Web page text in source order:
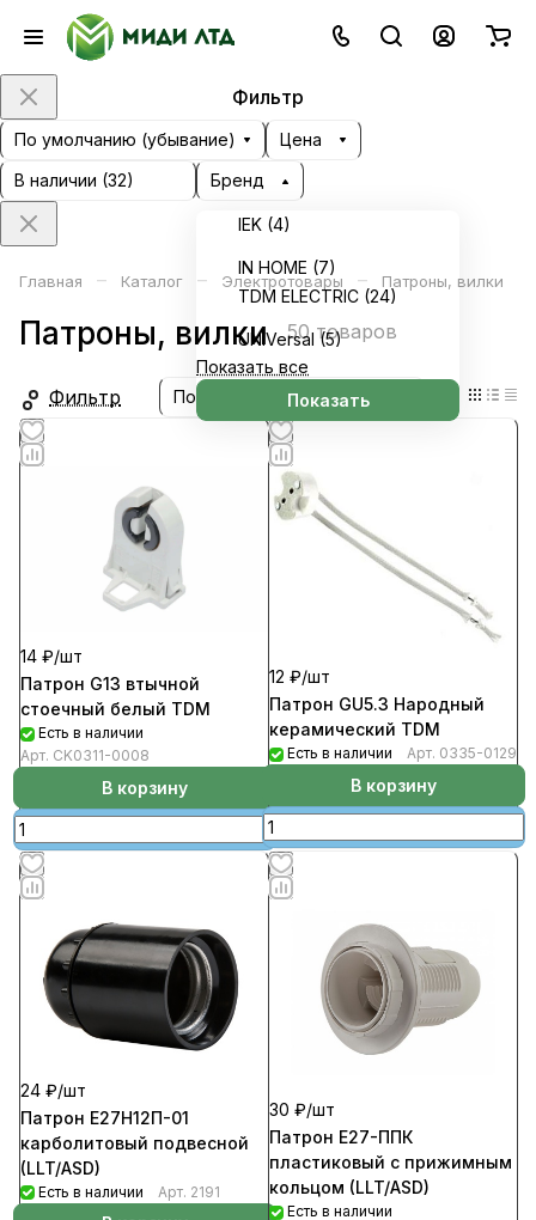
Фильтр
По умолчанию (убывание)
Цена
В наличии (32) Бренд
IEK (4)
IN HOME (7)
TDM ELECTRIC (24)
UNIVersal (5)
Показать все
Показать
Главная – Каталог – Электротовары – Патроны, вилки
Патроны, вилки 50 товаров
Фильтр По умолчанию (убывание)
14 ₽/шт
Патрон G13 втычной
стоечный белый TDM
Есть в наличии
Арт. CK0311-0008
В корзину
12 ₽/шт
Патрон GU5.3 Народный
керамический TDM
Есть в наличии Арт. 0335-0129
В корзину
24 ₽/шт
Патрон Е27Н12П-01
карболитовый подвесной
(LLT/ASD)
Есть в наличии Арт. 2191
30 ₽/шт
Патрон Е27-ППК
пластиковый с прижимным
кольцом (LLT/ASD)
Есть в наличии